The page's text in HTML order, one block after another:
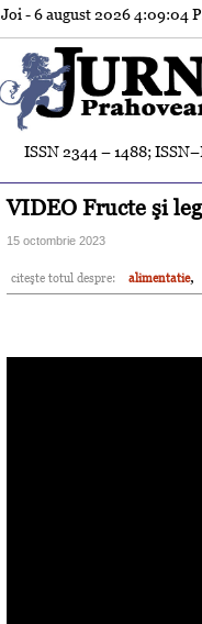
Joi - 6 august 20264:09:05
ISSN 2344 – 1488;
VIDEO Fructe şi
15 octombrie 2023
citeşte totul despre: alimentatie,